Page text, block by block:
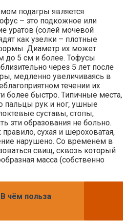
подагры является
– это подкожное или
уратов (солей мочевой
как узелки – плотные
Диаметр их может
до 5 см и более. Тофусы
через 5 лет после
медленно увеличиваясь в
течении их
более быстро. Типичные места,
пальцы рук и ног, ушные
суставы, стопы,
эти образования не больно.
сухая и шероховатая,
нарушено. Со временем в
свищ, сквозь который
масса (собственно
В чём польза